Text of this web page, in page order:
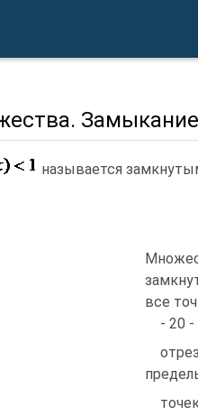
называется
все
- 20 -